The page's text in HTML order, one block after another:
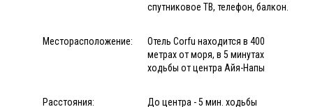
спутниковое ТВ, телефон, балкон.
Месторасположение:
Отель Corfu находится в 400
метрах от моря, в 5 минутах
ходьбы от центра Айя-Напы
Расстояния: До центра - 5 мин. ходьбы